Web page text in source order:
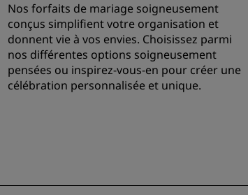
Nos forfaits de mariage soigneusement
conçus simplifient votre organisation et
donnent vie à vos envies. Choisissez parmi
nos différentes options soigneusement
pensées ou inspirez-vous-en pour créer une
célébration personnalisée et unique.